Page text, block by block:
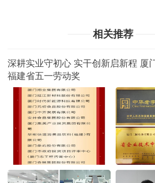
相关推荐
深耕实业守初心 实干创新启新程 厦
福建省五一劳动奖